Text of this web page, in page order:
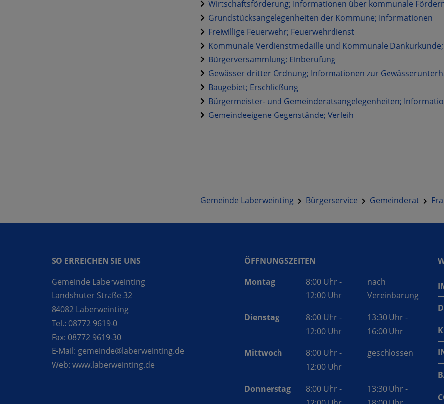
Gemeinde Laberweinting Bürgerservice Gemeinderat
Wirtschaftsförderung; Informationen über kommunale
Grundstücksangelegenheiten der Kommune; Informationen
Freiwillige Feuerwehr; Feuerwehrdienst
Kommunale Verdienstmedaille und Kommunale
Bürgerversammlung; Einberufung
Gewässer dritter Ordnung; Informationen zur
Baugebiet; Erschließung
Bürgermeister- und Gemeinderatsangelegenheiten;
Gemeindeeigene Gegenstände; Verleih
SO ERREICHEN SIE UNS
Gemeinde Laberweinting
Landshuter Straße 32
84082 Laberweinting
Tel.: 08772 9619-0
Fax: 08772 9619-30
E-Mail: gemeinde@laberweinting.de
Web: www.laberweinting.de
ÖFFNUNGSZEITEN
Montag
8:00 Uhr -
12:00 Uhr
nach
Vereinbarung
Dienstag
8:00 Uhr -
12:00 Uhr
13:30 Uhr -
16:00 Uhr
Mittwoch
8:00 Uhr -
12:00 Uhr
geschlossen
Donnerstag
8:00 Uhr -
13:30 Uhr -